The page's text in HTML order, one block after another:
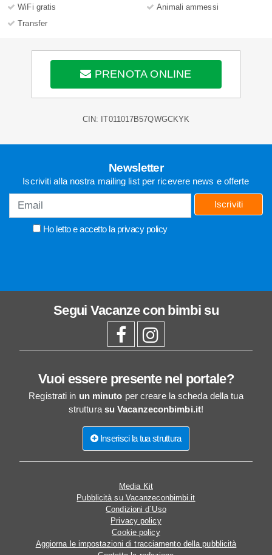
WiFi gratis
Animali ammessi
Transfer
PRENOTA ONLINE
CIN: IT011017B57QWGCKYK
Newsletter
Iscriviti alla nostra mailing list per ricevere news e offerte
Ho letto e accetto la privacy policy
Iscriviti
Segui Vacanze con bimbi su
Vuoi essere presente nel portale?
Registrati in un minuto per creare la scheda della tua
struttura su Vacanzeconbimbi.it!
Inserisci la tua struttura
Media Kit
Pubblicità su Vacanzeconbimbi.it
Condizioni d´Uso
Privacy policy
Cookie policy
Aggiorna le impostazioni di tracciamento della pubblicità